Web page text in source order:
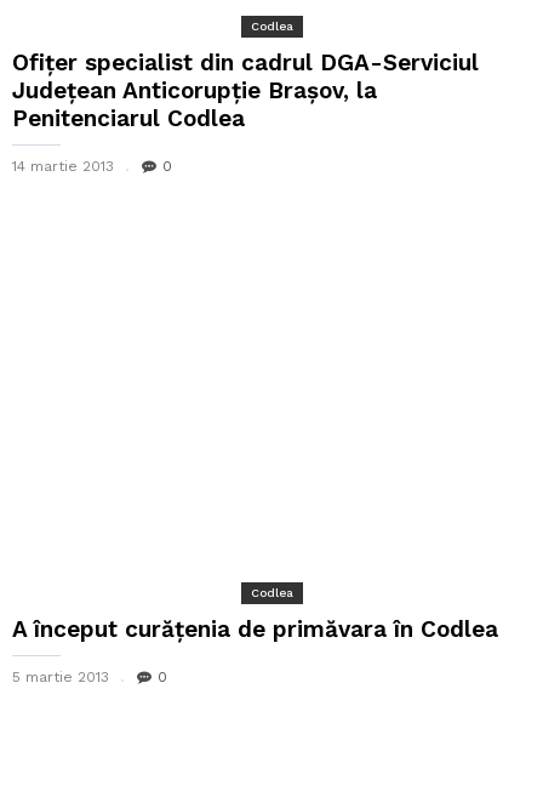
Codlea
Ofițer specialist din cadrul DGA-Serviciul
Județean Anticorupție Brașov, la
Penitenciarul Codlea
14 martie 2013 0
Codlea
A început curățenia de primăvara în Codlea
5 martie 2013 0